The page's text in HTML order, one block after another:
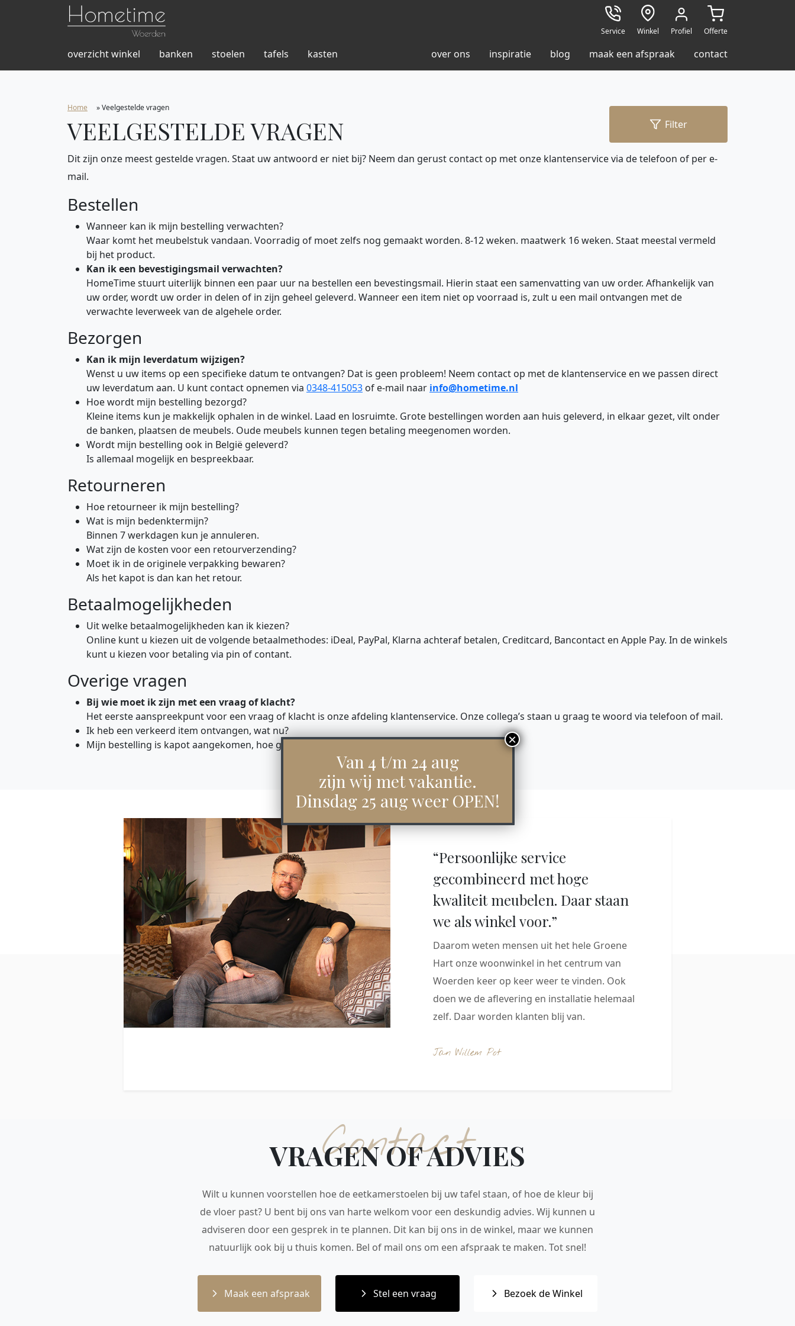
Service Winkel Profiel Offerte
overzicht winkel banken stoelen tafels kasten over ons inspiratie blog maak een afspraak contact
Home »Veelgestelde vragen
VEELGESTELDE VRAGEN Filter
Dit zijn onze meest gestelde vragen. Staat uw antwoord er niet bij? Neem dan gerust contact op met onze klantenservice via de telefoon of per e-
mail.
Bestellen
Wanneer kan ik mijn bestelling verwachten?
Waar komt het meubelstuk vandaan. Voorradig of moet zelfs nog gemaakt worden. 8-12 weken. maatwerk 16 weken. Staat meestal vermeld
bij het product.
Kan ik een bevestigingsmail verwachten?
HomeTime stuurt uiterlijk binnen een paar uur na bestellen een bevestingsmail. Hierin staat een samenvatting van uw order. Afhankelijk van
uw order, wordt uw order in delen of in zijn geheel geleverd. Wanneer een item niet op voorraad is, zult u een mail ontvangen met de
verwachte leverweek van de algehele order.
Bezorgen
Kan ik mijn leverdatum wijzigen?
Wenst u uw items op een specifieke datum te ontvangen? Dat is geen probleem! Neem contact op met de klantenservice en we passen direct
uw leverdatum aan. U kunt contact opnemen via 0348-415053 of e-mail naar info@hometime.nl
Hoe wordt mijn bestelling bezorgd?
Kleine items kun je makkelijk ophalen in de winkel. Laad en losruimte. Grote bestellingen worden aan huis geleverd, in elkaar gezet, vilt onder
de banken, plaatsen de meubels. Oude meubels kunnen tegen betaling meegenomen worden.
Wordt mijn bestelling ook in België geleverd?
Is allemaal mogelijk en bespreekbaar.
Retourneren
Hoe retourneer ik mijn bestelling?
Wat is mijn bedenktermijn?
Binnen 7 werkdagen kun je annuleren.
Wat zijn de kosten voor een retourverzending?
Moet ik in de originele verpakking bewaren?
Als het kapot is dan kan het retour.
Betaalmogelijkheden
Uit welke betaalmogelijkheden kan ik kiezen?
Online kunt u kiezen uit de volgende betaalmethodes: iDeal, PayPal, Klarna achteraf betalen, Creditcard, Bancontact en Apple Pay. In de winkels
kunt u kiezen voor betaling via pin of contant.
Overige vragen
Bij wie moet ik zijn met een vraag of klacht?
Het eerste aanspreekpunt voor een vraag of klacht is onze afdeling klantenservice. Onze collega’s staan u graag te woord via telefoon of mail.
Ik heb een verkeerd item ontvangen, wat nu?
Mijn bestelling is kapot aangekomen, hoe gaan we dit samen oplossen?
“Persoonlijke service
gecombineerd met hoge
kwaliteit meubelen. Daar staan
we als winkel voor.”
Daarom weten mensen uit het hele Groene
Hart onze woonwinkel in het centrum van
Woerden keer op keer weer te vinden. Ook
doen we de aflevering en installatie helemaal
zelf. Daar worden klanten blij van.
Jan Willem Pot
Contact
VRAGEN OF ADVIES
Wilt u kunnen voorstellen hoe de eetkamerstoelen bij uw tafel staan, of hoe de kleur bij
de vloer past? U bent bij ons van harte welkom voor een deskundig advies. Wij kunnen u
adviseren door een gesprek in te plannen. Dit kan bij ons in de winkel, maar we kunnen
natuurlijk ook bij u thuis komen. Bel of mail ons om een afspraak te maken. Tot snel!
Maak een afspraak Stel een vraag Bezoek de Winkel
Van 4 t/m 24 aug
zijn wij met vakantie.
Dinsdag 25 aug weer OPEN!